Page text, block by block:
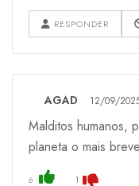
RESPONDER
AGAD 12/09/
Malditos humanos,
planeta o mais
6 1